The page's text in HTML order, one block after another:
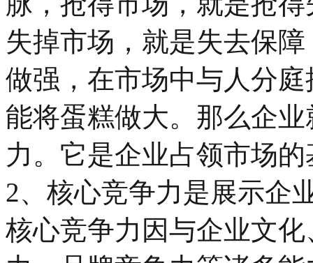
失掉市场，就是失去保
做强，在市场中与人分
能将蛋糕做大。那么企
力。它是企业占领市场
2、核心竞争力是展示企
核心竞争力因与企业文